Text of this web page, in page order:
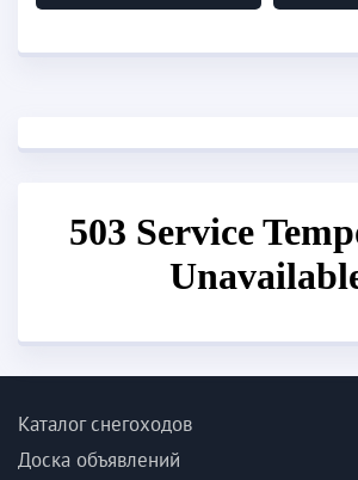
Каталог снегоходов
Доска объявлений